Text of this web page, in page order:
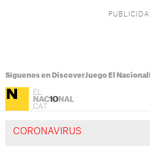
Síguenos en DiscoverJuego El Nacional
CORONAVIRUS